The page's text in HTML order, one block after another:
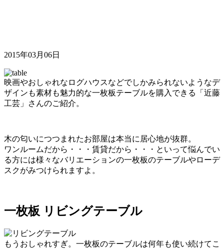
2015年03月06日
映画やおしゃれなログハウスなどでしかみられないようなデ
ザインも素材も魅力的な一枚板テーブルを購入できる「近藤
工芸」さんのご紹介。
木の匂いにつつまれたお部屋は本当に居心地が抜群。
ワンルームだから・・・賃貸だから・・・といって悩んでい
る方には様々なバリエーションの一枚板のテーブルやローデ
スクがみつけられますよ。
一枚板 リビングテーブル
もうおしゃれすぎ。一枚板のテーブルは何年も使い続けてこ